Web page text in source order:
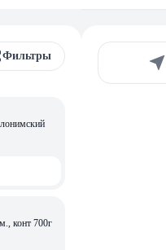
Фильтры
конт 700г